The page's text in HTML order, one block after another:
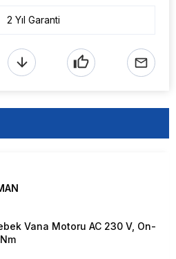
2 Yıl Garanti
Vana Motoru AC 230 V, On-